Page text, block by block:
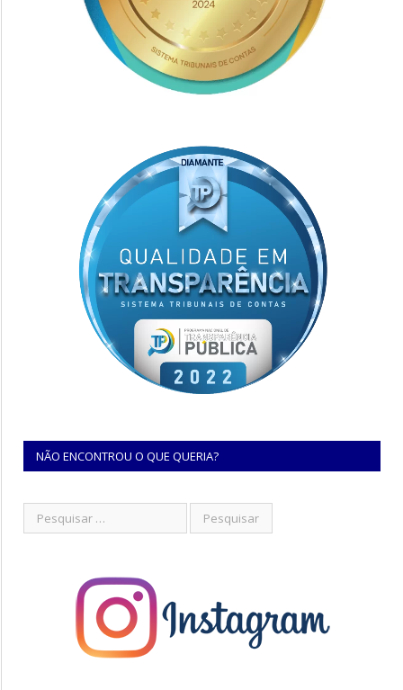
NÃO ENCONTROU O QUE QUERIA?